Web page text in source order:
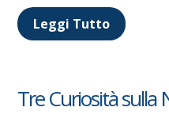
Leggi Tutto
Tre Curiosità sulla